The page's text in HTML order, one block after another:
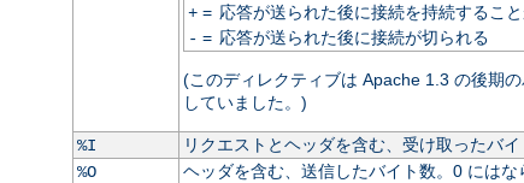
+= 応答が送られた後に接続を持続するこ
- = 応答が送られた後に接続が切られる
(このディレクティブは Apache 1.3 の後期
していました。)
%I リクエストとヘッダを含む、受け取ったバ
%O
ヘッダを含む、送信したバイト数。0 には